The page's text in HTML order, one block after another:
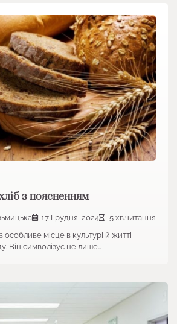
з поясненням
17 Грудня, 2024
5 хв.читання
особливе місце в культурі й житті
Він символізує не лише…